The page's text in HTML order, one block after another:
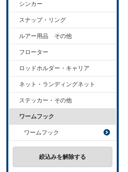
シンカー
スナップ・リング
ルアー用品 その他
フローター
ロッドホルダー・キャリア
ネット・ランディングネット
ステッカー・その他
ワームフック
ワームフック
絞込みを解除する